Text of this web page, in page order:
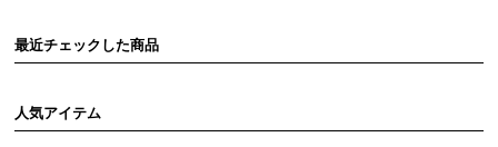
最近チェックした商品
人気アイテム